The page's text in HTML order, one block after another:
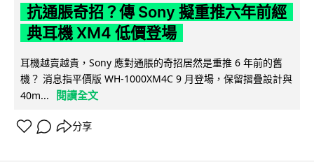
抗通脹奇招？傳 Sony 擬重推六年前經
典耳機 XM4 低價登場
耳機越賣越貴，Sony 應對通脹的奇招居然是重推 6 年前的舊
機？ 消息指平價版 WH-1000XM4C 9 月登場，保留摺疊設計與
40m...
閱讀全文
分享